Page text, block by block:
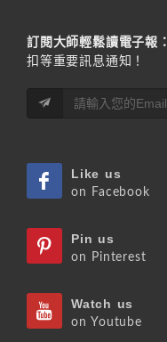
訂閱大師輕鬆讀電子報：
扣等重要訊息通知！
Like us
on Facebook
Pin us
on Pinterest
Watch us
on Youtube